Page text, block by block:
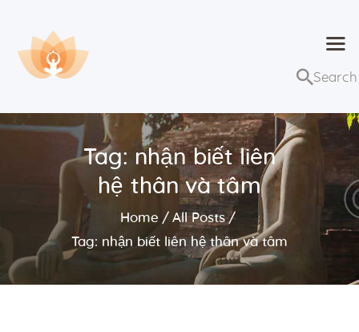
Tag: nhận biết liên
hệ thân và tâm
Home
All Posts
Tag: nhận biết liên hệ thân và tâm
Trang chủ
Bài giảng
Lớp học và sự kiện
Về Dhammaduta